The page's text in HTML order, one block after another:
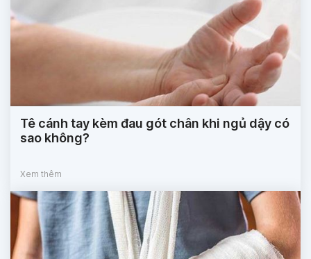
Tê cánh tay kèm đau gót chân khi ngủ dậy có
sao không?
Xem thêm